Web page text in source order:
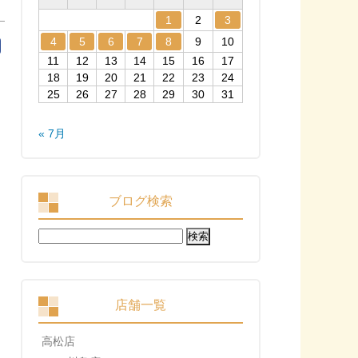
1 2
3
4
5 6 7 8 9
10
11
12 13 14 15 16
17
18
19 20 21 22 23
24
25
26 27 28 29 30 31
« 7月
ブログ検索
検
索:
店舗一覧
高松店